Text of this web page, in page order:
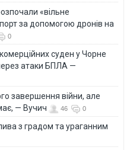
«вільне
за допомогою дронів на
0
суден у Чорне
атаки БПЛА —
завершення війни, але
— Вучич
46 0
з градом та ураганним